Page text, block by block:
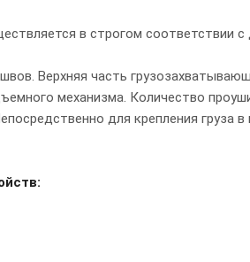
в строгом соответствии
Верхняя часть
механизма. Количество
для крепления груза